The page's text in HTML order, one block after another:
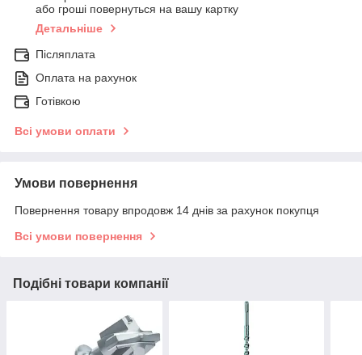
або гроші повернуться на вашу картку
Детальніше
Післяплата
Оплата на рахунок
Готівкою
Всі умови оплати
Умови повернення
Повернення товару впродовж 14 днів за рахунок покупця
Всі умови повернення
Подібні товари компанії